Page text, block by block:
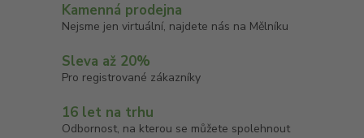
Kamenná prodejna
Nejsme jen virtuální, najdete nás na Mělníku
Sleva až 20%
Pro registrované zákazníky
16 let na trhu
Odbornost, na kterou se můžete spolehnout